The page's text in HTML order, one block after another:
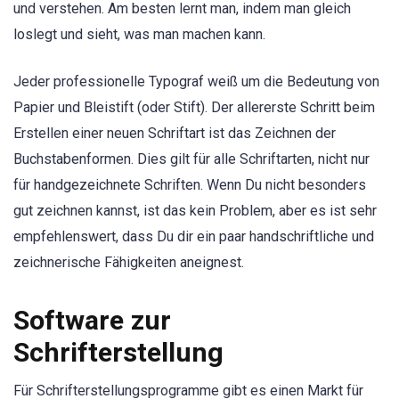
und verstehen. Am besten lernt man, indem man gleich
loslegt und sieht, was man machen kann.
Jeder professionelle Typograf weiß um die Bedeutung von
Papier und Bleistift (oder Stift). Der allererste Schritt beim
Erstellen einer neuen Schriftart ist das Zeichnen der
Buchstabenformen. Dies gilt für alle Schriftarten, nicht nur
für handgezeichnete Schriften. Wenn Du nicht besonders
gut zeichnen kannst, ist das kein Problem, aber es ist sehr
empfehlenswert, dass Du dir ein paar handschriftliche und
zeichnerische Fähigkeiten aneignest.
Software zur
Schrifterstellung
Für Schrifterstellungsprogramme gibt es einen Markt für